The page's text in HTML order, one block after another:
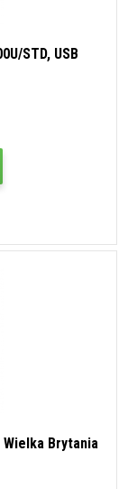
STD, USB
Wielka Brytania